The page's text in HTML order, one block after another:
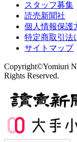
スタッフ募集
読売新聞社
個人情報保護
特定商取引法
サイトマップ
Copyright©Yomiuri
Rights Reserved.